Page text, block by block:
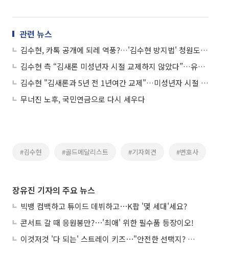
관련 뉴스
김수현, 카톡 공개에 되레 역풍?…'김수현 방지법' 청원도 등장
김수현 측 “김새론 미성년자 시절 교제하지 않았다”…유족·유튜버 상대로 고소장 제출
김수현 "김새론과 5년 전 1년여간 교제"…미성년자 시절 교제 재차 부인
무너진 노후, 국민연금으로 다시 세우다
#김수현 #골드메달리스트 #기자회견 #변호사
장유진 기자의 주요 뉴스
빅뱅 컴백하고 튜이드 데뷔하고⋯K팝 '몇 세대'세요?
콘서트 갈 때 응원봉만?⋯'최애' 위한 필수품 등장이오!
이것저것 '다 되는' 스트레이 키즈⋯"안전한 선택지? 도전이 재밌죠"